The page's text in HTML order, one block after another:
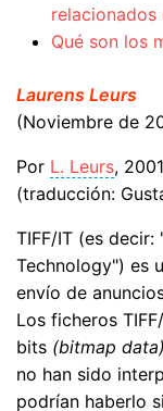
Qué son los
Laurens Leurs
(Noviembre de
Por L. Leurs, 2001
(traducción:
TIFF/IT (es decir:
Technology") es
envío de
Los ficheros
bits (bitmap
no han sido
podrían haberlo